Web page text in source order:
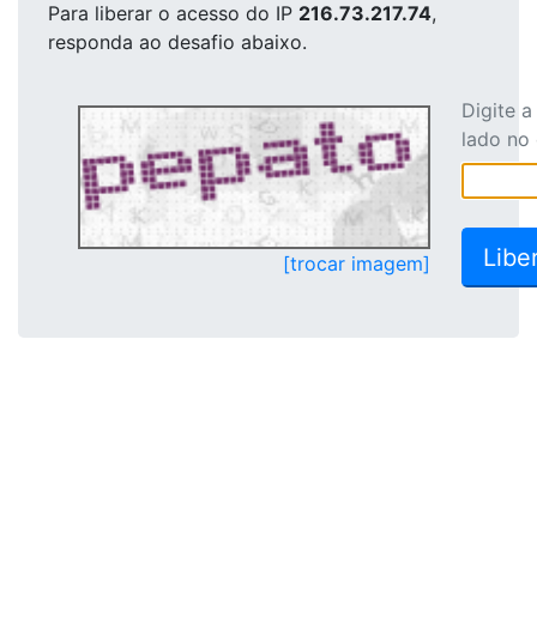
Para liberar o acesso do IP 216.73.217.74,
responda ao desafio abaixo.
[trocar imagem]
Digite
lado no